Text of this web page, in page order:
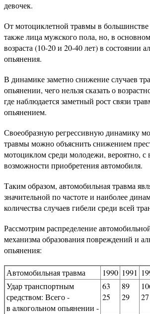
девочек.
От мотоциклетной травмы в большинстве
также лица мужского пола, но, в
возраста (10-20 и 20-40 лет) в состоянии
опьянения.
В динамике заметно снижение случаев
опьянении, чего нельзя сказать о
где наблюдается заметный рост связи
опьянением.
Своеобразную регрессивную динамику
травмы можно объяснить снижением
мотоциклом среди молодежи, вероятно, с
возможности приобретения автомобиля.
Таким образом, автомобильная травма
значительной по частоте и наиболее
количества случаев гибели среди всей
Рассмотрим распределение
механизма образования повреждений и
опьянения:
Автомобильная травма 1990 1991
Удар транспортным
средством: Всего -
в алкогольном опьянении -
63
25
89
29
27